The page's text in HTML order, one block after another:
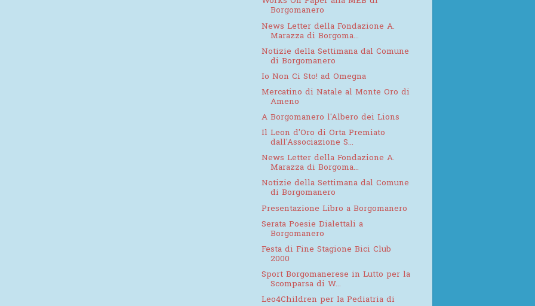
Borgomanero
News Letter della Fondazione A.
Marazza di Borgoma...
Notizie della Settimana dal Comune
di Borgomanero
Io Non Ci Sto! ad Omegna
Mercatino di Natale al Monte Oro di
Ameno
A Borgomanero l'Albero dei Lions
Il Leon d'Oro di Orta Premiato
dall'Associazione S...
News Letter della Fondazione A.
Marazza di Borgoma...
Notizie della Settimana dal Comune
di Borgomanero
Presentazione Libro a Borgomanero
Serata Poesie Dialettali a
Borgomanero
Festa di Fine Stagione Bici Club
2000
Sport Borgomanerese in Lutto per la
Scomparsa di W...
Leo4Children per la Pediatria di